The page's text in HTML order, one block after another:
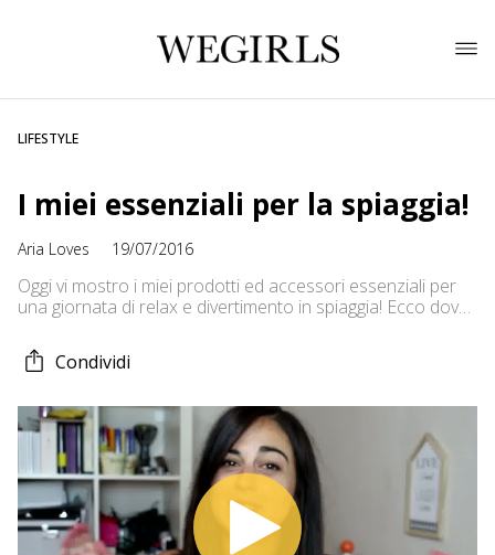
LIFESTYLE
I miei essenziali per la spiaggia!
Aria Loves 19/07/2016
Oggi vi mostro i miei prodotti ed accessori essenziali per
una giornata di relax e divertimento in spiaggia! Ecco dove
http://www.instagram.com/arialoves — Facebook pagina:
http://www.facebook.com/ariastile — Blog:
http://www.twitter.com/arialovestile — Email.
aria.love.stile@gmail.com – Glamour.it:
http://www.glamour.it/beauty-reporter/afontana/
Condividi